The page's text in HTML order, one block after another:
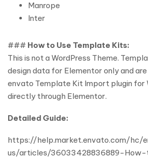
Manrope
Inter
### How to Use Template Kits:
This is not a WordPress Theme.
design data for Elementor only and
envato Template Kit Import plugin for
directly through Elementor.
Detailed Guide:
https://help.market.envato.com/hc/
us/articles/36033428836889-